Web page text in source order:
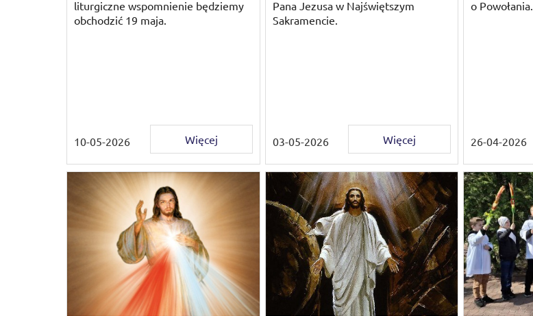
liturgiczne wspomnienie będziemy
obchodzić 19 maja.
10-05-2026 Więcej
Pana Jezusa w Najświętszym
Sakramencie.
03-05-2026 Więcej
o Powołania.
26-04-2026